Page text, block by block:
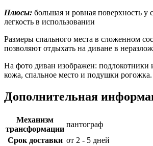
Плюсы: большая и ровная поверхность у
легкость в использовании
Размеры спального места в сложенном
позволяют отдыхать на диване в
На фото диван изображен: подлокотники
кожа, спальное место и подушки рогожка.
Дополнительная
Механизм
трансформации
пантограф
Срок доставки от 2 - 5 дней